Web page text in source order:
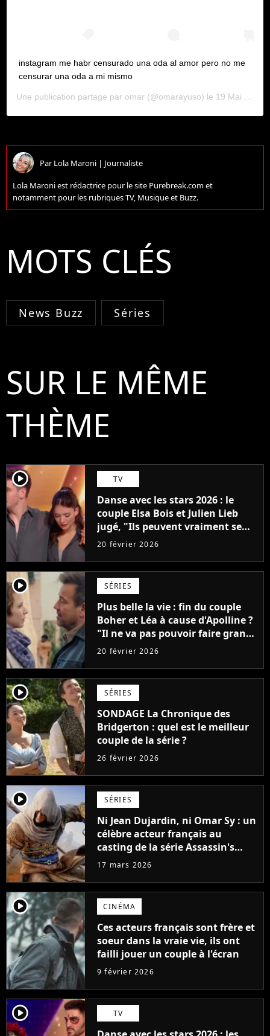
instagram me habr censurado una oda al amor pero no me
censurar una oda a mi mismo
Une publication partage par omar (@omarayuso) le 19 Mai 2020 6 :41 PDT
ParLola Maroni | Journaliste
Lola Maroni est rédactrice pour le site Purebreak.com et
notamment pour les rubriques TV, Musique et Buzz.
MOTS CLÉS
News Buzz Séries
SUR LE MÊME
THÈME
player2 TV
Danse avec les stars 2026 : le
couple Elsa Bois et Julien Lieb
jugé, "Ils peuvent vraiment se
casser la…"
20 février 2026
player2 SÉRIES
Plus belle la vie : fin du couple
Boher et Léa à cause d'Apolline ?
"Il ne va pas pouvoir faire grand-
chose"
20 février 2026
player2 SÉRIES
SONDAGE La Chronique des
Bridgerton : quel est le meilleur
couple de la série ?
26 février 2026
player2 SÉRIES
Ni Jean Dujardin, ni Omar Sy : un
célèbre acteur français au
casting de la série Assassin's
Creed en live-action sur Netflix
17 mars 2026
player2 CINÉMA
Ces acteurs français sont frère et
soeur dans la vraie vie, ils ont
failli jouer un couple à l'écran
9 février 2026
player2 TV